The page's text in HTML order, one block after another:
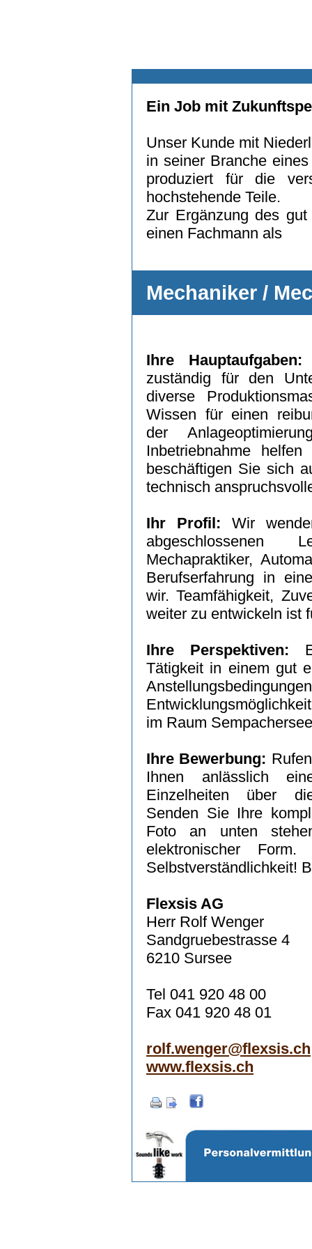
Ein Job mit
Unser Kunde mit
in seiner Branche
produziert für die
hochstehende Teile.
Zur Ergänzung des
einen Fachmann als
Mechaniker /
Ihre Hauptaufgaben:
zuständig für den
diverse
Wissen für einen
der
Inbetriebnahme
beschäftigen Sie sich
technisch
Ihr Profil: Wir
abgeschlossenen
Mechapraktiker,
Berufserfahrung in
wir. Teamfähigkeit,
weiter zu entwickeln ist
Ihre Perspektiven:
Tätigkeit in einem gut
im Raum
Ihre Bewerbung:
Ihnen anlässlich
Einzelheiten über
Senden Sie Ihre
Foto an unten
elektronischer
Selbstverständlichkeit!
Flexsis AG
Herr Rolf Wenger
Sandgruebestrasse 4
6210 Sursee
Tel 041 920 48 00
Fax 041 920 48 01
rolf.wenger@flexsis.ch
www.flexsis.ch